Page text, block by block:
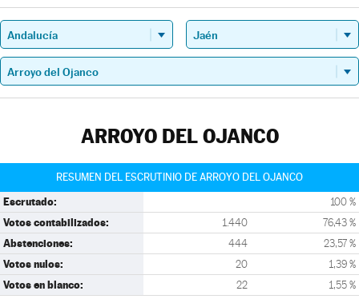
ARROYO DEL OJANCO
RESUMEN DEL ESCRUTINIO DE ARROYO DEL OJANCO
Escrutado: 100 %
Votos contabilizados: 1.440 76,43 %
Abstenciones: 444 23,57 %
Votos nulos: 20 1,39 %
Votos en blanco: 22 1,55 %